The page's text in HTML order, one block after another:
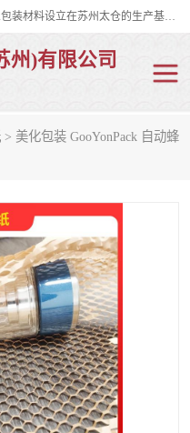
双忠包装材料（苏州）有限公司是上海双忠包装材料设立在苏州太仓的生产基地，占地约2万平米，产品主要有打孔缠绕膜，拉伸蜂窝纸，集装箱充气袋，滑托板，打包带，裹包网兜，防滑纸等箱体和托盘的运输和保护性包材。固永包材®，GooYon Pack®，是我们保护性包装材料的专属品牌。
州)有限公司
> 美化包装 GooYonPack 自动蜂
纤维打包带
充气袋
缠绕膜
托盘裹包网兜